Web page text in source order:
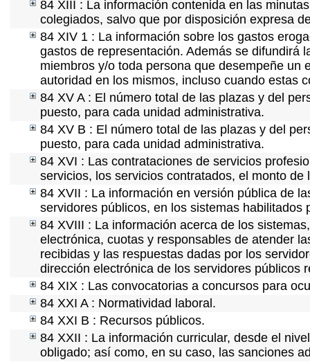
84 XIII : La información contenida en las
colegiados, salvo que por disposición expresa
84 XIV 1 : La información sobre los gastos
gastos de representación. Además se difundirá
miembros y/o toda persona que desempeñe
autoridad en los mismos, incluso cuando estas
84 XV A : El número total de las plazas y del
puesto, para cada unidad administrativa.
84 XV B : El número total de las plazas y del
puesto, para cada unidad administrativa.
84 XVI : Las contrataciones de servicios
servicios, los servicios contratados, el monto
84 XVII : La información en versión pública de
servidores públicos, en los sistemas habilitados
84 XVIII : La información acerca de los
electrónica, cuotas y responsables de atender
recibidas y las respuestas dadas por los
dirección electrónica de los servidores públicos
84 XIX : Las convocatorias a concursos para
84 XXI A : Normatividad laboral.
84 XXI B : Recursos públicos.
84 XXII : La información curricular, desde el
obligado; así como, en su caso, las sanciones